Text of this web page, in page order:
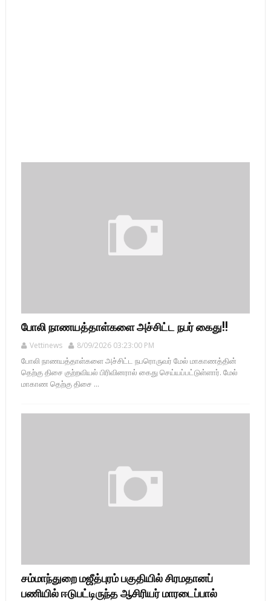
போலி நாணயத்தாள்களை அச்சிட்ட நபர் கைது!!
Vettinews 8/09/2026 03:23:00 PM
போலி நாணயத்தாள்களை அச்சிட்ட நபரொருவர் மேல் மாகாணத்தின்
தெற்கு திசை குற்றவியல் பிரிவினரால் கைது செய்யப்பட்டுள்ளார். மேல்
மாகாண தெற்கு திசை ...
சம்மாந்துறை மஜீத்புரம் பகுதியில் சிரமதானப்
பணியில் ஈடுபட்டிருந்த ஆசிரியர் மாரடைப்பால்